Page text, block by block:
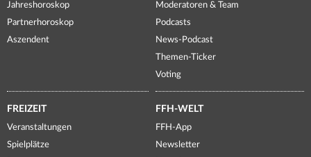
Jahreshoroskop
Partnerhoroskop
Aszendent
Moderatoren & Team
Podcasts
News-Podcast
Themen-Ticker
Voting
FREIZEIT
Veranstaltungen
Spielplätze
FFH-WELT
FFH-App
Newsletter